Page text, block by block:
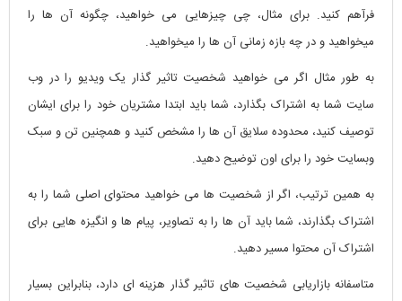
فرآهم کنید. برای مثال، چی چیزهایی می خواهید، چگونه آن ها را
میخواهید و در چه بازه زمانی آن ها را میخواهید.
به طور مثال اگر می خواهید شخصیت تاثیر گذار یک ویدیو را در وب
سایت شما به اشتراک بگذارد، شما باید ابتدا مشتریان خود را برای ایشان
توصیف کنید، محدوده سلایق آن ها را مشخص کنید و همچنین تن و سبک
وبسایت خود را برای اون توضیح دهید.
به همین ترتیب، اگر از شخصیت ها می خواهید محتوای اصلی شما را به
اشتراک بگذارند، شما باید آن ها را به تصاویر، پیام ها و انگیزه هایی برای
اشتراک آن محتوا مسیر دهید.
متاسفانه بازاریابی شخصیت های تاثیر گذار هزینه ای دارد، بنابراین بسیار